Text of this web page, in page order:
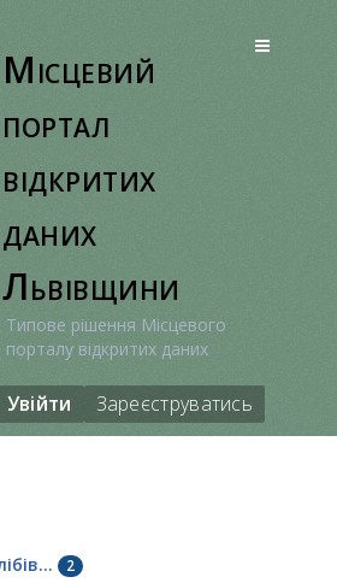
Місцевий
портал
відкритих
даних
Львівщини
Типове рішення Місцевого
порталу відкритих даних
Увійти Зареєструватись
2